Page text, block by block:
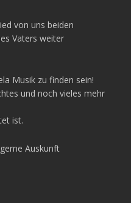
von uns beiden
Vaters weiter
Musik zu finden sein!
und noch vieles mehr
ist.
Auskunft